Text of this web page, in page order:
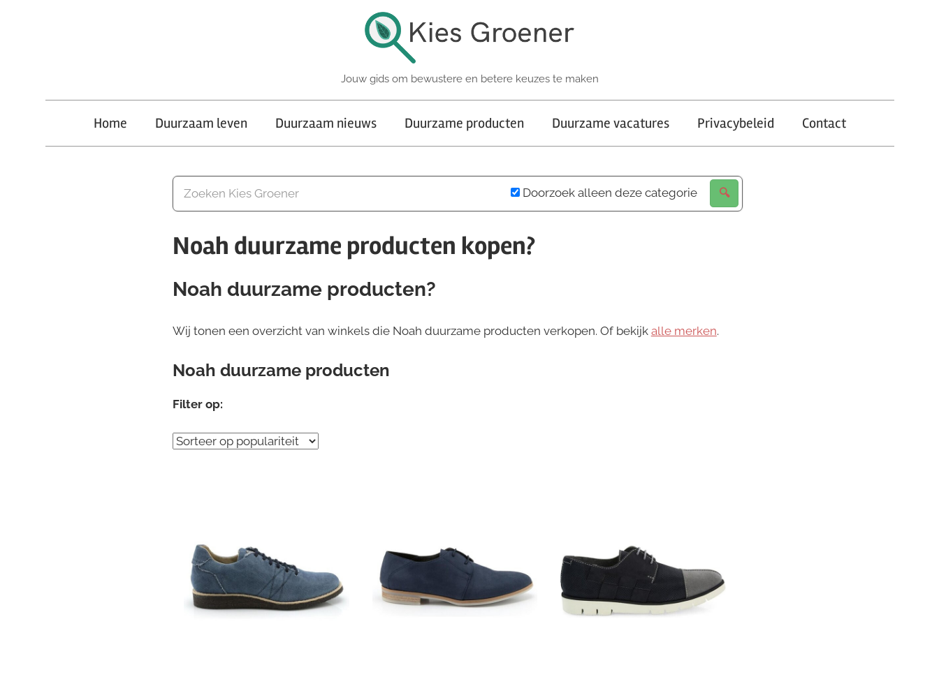
Kies
Groener
Jouw gids om bewustere en betere keuzes te maken
Home Duurzaam leven Duurzaam nieuws Duurzame producten Duurzame vacatures Privacybeleid Contact
Doorzoek alleen deze categorie
Noah duurzame producten kopen?
Noah duurzame producten?
Wij tonen een overzicht van winkels die Noah duurzame producten verkopen. Of bekijk alle merken.
Noah duurzame producten
Filter op: